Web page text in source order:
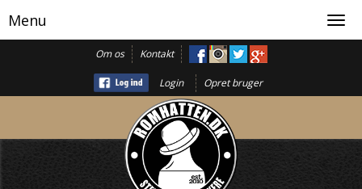
Om os Kontakt
Login Opret bruger
Menu